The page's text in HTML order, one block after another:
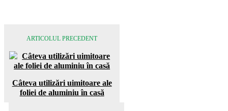
ARTICOLUL PRECEDENT
Câteva utilizări uimitoare ale
foliei de aluminiu în casă